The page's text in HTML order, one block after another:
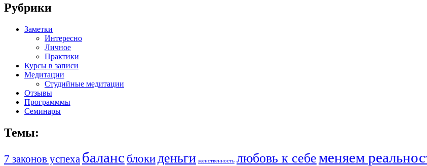
Рубрики
Заметки
Интересно
Личное
Практики
Курсы в записи
Медитации
Студийные медитации
Отзывы
Программмы
Семинары
Темы:
7 законов успеха баланс блокиденьги женственность любовь к себеменяем